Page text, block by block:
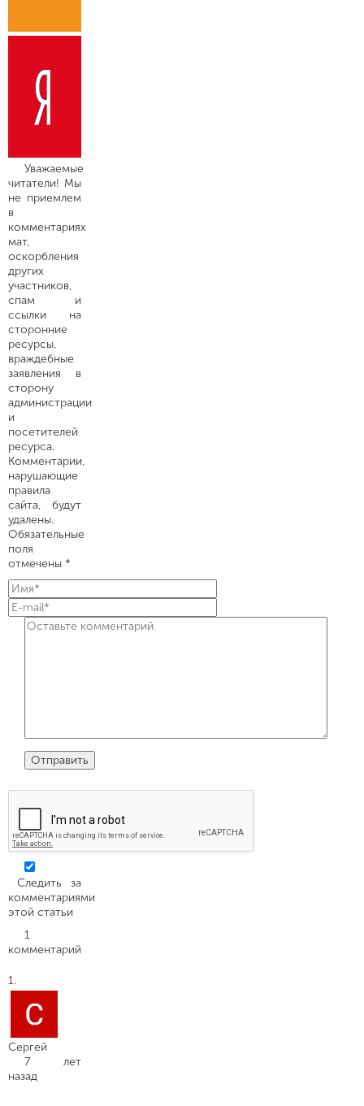
Уважаемые
читатели! Мы
не приемлем
в
комментариях
мат,
оскорбления
других
участников,
спам и
ссылки на
сторонние
ресурсы,
враждебные
заявления в
сторону
администрации
и
посетителей
ресурса.
Комментарии,
нарушающие
правила
сайта, будут
удалены.
Обязательные
поля
отмечены *
Следить за
комментариями
этой статьи
1
комментарий
Сергей
7 лет
назад